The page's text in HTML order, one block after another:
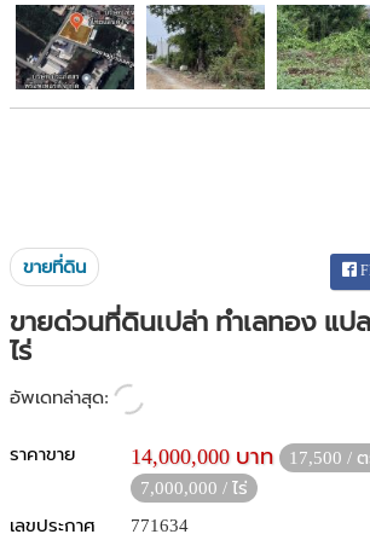
ขายที่ดิน
ขายด่วนที่ดินเปล่า ทำเลทอง แป
ไร่
อัพเดทล่าสุด:
ราคาขาย 14,000,000 บาท
17,500 /
7,000,000 / ไร่
เลขประกาศ
771634